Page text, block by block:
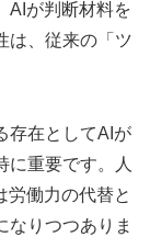
AIが判断材料を
は、従来の「ツ
存在としてAIが
に重要です。人
労働力の代替と
なりつつありま